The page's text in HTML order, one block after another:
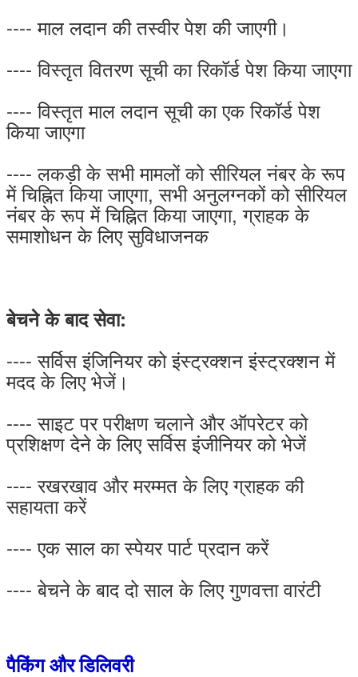
---- माल लदान की तस्वीर पेश की जाएगी।
---- विस्तृत वितरण सूची का रिकॉर्ड पेश किया जाएगा
---- विस्तृत माल लदान सूची का एक रिकॉर्ड पेश
किया जाएगा
---- लकड़ी के सभी मामलों को सीरियल नंबर के रूप
में चिह्नित किया जाएगा, सभी अनुलग्नकों को सीरियल
नंबर के रूप में चिह्नित किया जाएगा, ग्राहक के
समाशोधन के लिए सुविधाजनक
बेचने के बाद सेवा:
---- सर्विस इंजिनियर को इंस्ट्रक्शन इंस्ट्रक्शन में
मदद के लिए भेजें।
---- साइट पर परीक्षण चलाने और ऑपरेटर को
प्रशिक्षण देने के लिए सर्विस इंजीनियर को भेजें
---- रखरखाव और मरम्मत के लिए ग्राहक की
सहायता करें
---- एक साल का स्पेयर पार्ट प्रदान करें
---- बेचने के बाद दो साल के लिए गुणवत्ता वारंटी
पैकिंग और डिलिवरी